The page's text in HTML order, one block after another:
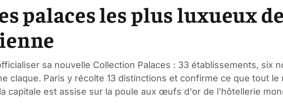
palaces les plus luxueux
sa nouvelle Collection Palaces : 33 établissements, six
claque. Paris y récolte 13 distinctions et confirme ce que tout le
capitale est assise sur la poule aux œufs d'or de l'hôtellerie